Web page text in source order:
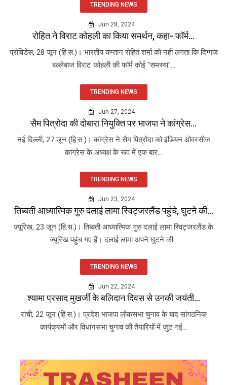
TRENDING NEWS
Jun 28, 2024
रोहित ने विराट कोहली का किया समर्थन, कहा- फॉर्म...
प्रोविडेंस, 28 जून (हि.स.)। भारतीय कप्तान रोहित शर्मा को नहीं लगता कि दिग्गज
बल्लेबाज विराट कोहली की फॉर्म कोई "समस्या"...
TRENDING NEWS
Jun 27, 2024
सैम पित्रोदा की दोबारा नियुक्ति पर भाजपा ने कांग्रेस...
नई दिल्ली, 27 जून (हि.स.)। कांग्रेस ने सैम पित्रोदा को इंडियन ओवरसीज
कांग्रेस के अध्यक्ष के रूप में एक बार...
TRENDING NEWS
Jun 23, 2024
तिब्बती आध्यात्मिक गुरु दलाई लामा स्विट्जरलैंड पहुंचे, घुटने की...
ज्यूरिख, 23 जून (हि.स.)। तिब्बती आध्यात्मिक गुरु दलाई लामा स्विट्जरलैंड के
ज्यूरिख पहुंच गए हैं। दलाई लामा अपने घुटने की...
TRENDING NEWS
Jun 22, 2024
श्यामा प्रसाद मुखर्जी के बलिदान दिवस से उनकी जयंती...
रांची, 22 जून (हि.स.)। प्रदेश भाजपा लोकसभा चुनाव के बाद सांगठनिक
कार्यक्रमों और विधानसभा चुनाव की तैयारियों में जुट गई...